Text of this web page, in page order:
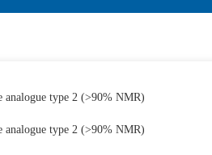
analogue type 2 (>90% NMR)
analogue type 2 (>90% NMR)